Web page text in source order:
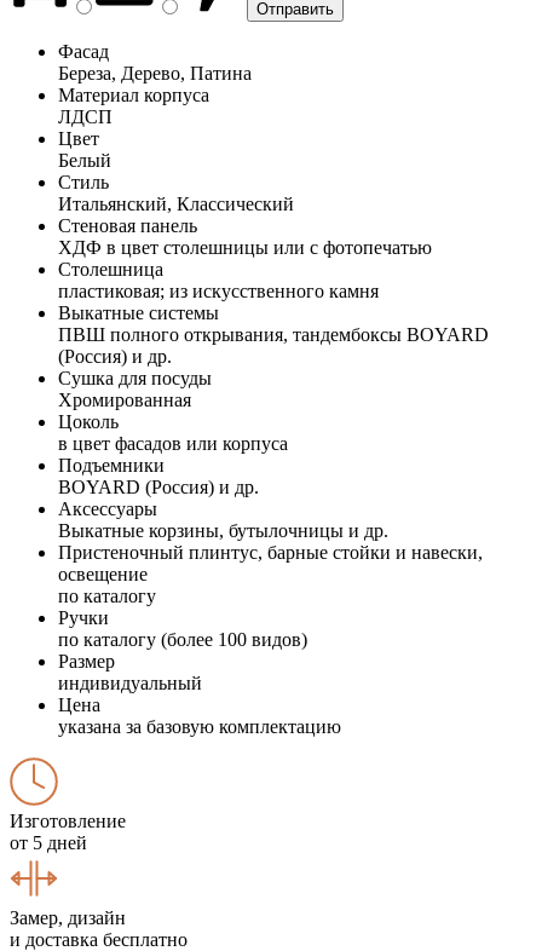
Фасад
Береза, Дерево, Патина
Материал корпуса
ЛДСП
Цвет
Белый
Стиль
Итальянский, Классический
Стеновая панель
ХДФ в цвет столешницы или с фотопечатью
Столешница
пластиковая; из искусственного камня
Выкатные системы
ПВШ полного открывания, тандембоксы BOYARD
(Россия) и др.
Сушка для посуды
Хромированная
Цоколь
в цвет фасадов или корпуса
Подъемники
BOYARD (Россия) и др.
Аксессуары
Выкатные корзины, бутылочницы и др.
Пристеночный плинтус, барные стойки и навески,
освещение
по каталогу
Ручки
по каталогу (более 100 видов)
Размер
индивидуальный
Цена
указана за базовую комплектацию
Изготовление
от 5 дней
Замер, дизайн
и доставка бесплатно